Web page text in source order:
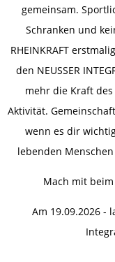
gemeinsam.
Schranken und
RHEINKRAFT
den NEUSSER
mehr die Kraft
Aktivität.
wenn es dir
lebenden
Mach mit beim
Am 19.09.2026 -